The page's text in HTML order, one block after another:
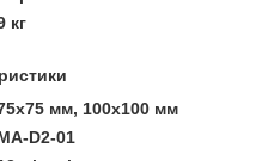
кг
мм, 100x100 мм
D2-01